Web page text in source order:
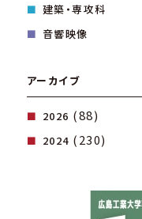
建築・専攻科
音響映像
アーカイブ
2026 (88)
2024 (230)